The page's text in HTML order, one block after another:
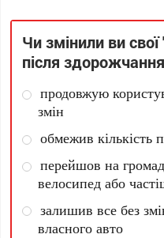
Чи змінили ви
після
продовжую
змін
обмежив кількість
перейшов на
велосипед або
залишив все без
власного авто